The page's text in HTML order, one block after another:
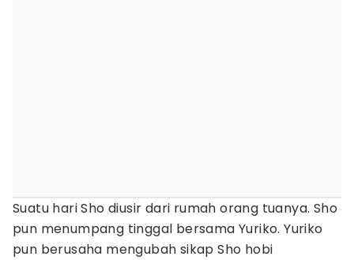
Suatu hari Sho diusir dari rumah orang tuanya. Sho
pun menumpang tinggal bersama Yuriko. Yuriko
pun berusaha mengubah sikap Sho hobi